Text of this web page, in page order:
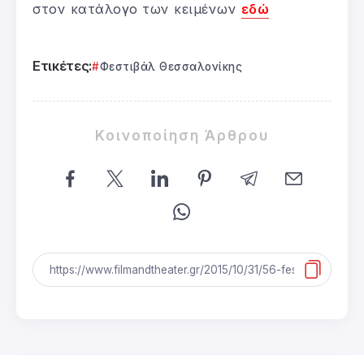
στον κατάλογο των κειμένων εδώ
Ετικέτες: Φεστιβάλ Θεσσαλονίκης
Κοινοποίηση Άρθρου